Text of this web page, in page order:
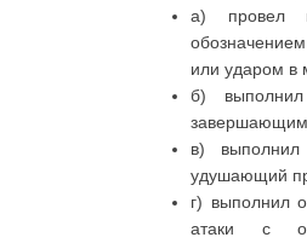
а) провел
или ударом в
б)
в)
удушающий
г) выполнил
атаки с